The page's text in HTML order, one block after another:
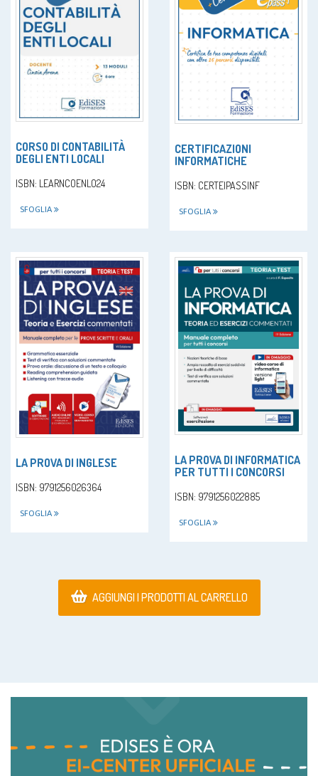
CORSO DI CONTABILITÀ
DEGLI ENTI LOCALI
ISBN: LEARNCOENLO24
SFOGLIA
CERTIFICAZIONI
INFORMATICHE
ISBN: CERTEIPASSINF
SFOGLIA
LA PROVA DI INGLESE
ISBN: 9791256026364
SFOGLIA
LA PROVA DI INFORMATICA
PER TUTTI I CONCORSI
ISBN: 9791256022885
SFOGLIA
AGGIUNGI I PRODOTTI AL CARRELLO